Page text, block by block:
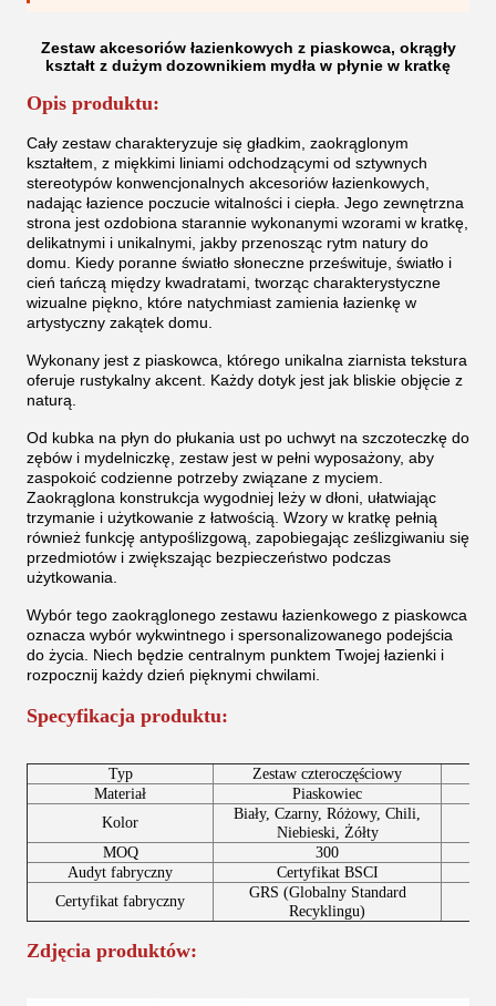
Zestaw akcesoriów łazienkowych z piaskowca, okrągły
kształt z dużym dozownikiem mydła w płynie w kratkę
Opis produktu:
Cały zestaw charakteryzuje się gładkim, zaokrąglonym
kształtem, z miękkimi liniami odchodzącymi od sztywnych
stereotypów konwencjonalnych akcesoriów łazienkowych,
nadając łazience poczucie witalności i ciepła. Jego zewnętrzna
strona jest ozdobiona starannie wykonanymi wzorami w kratkę,
delikatnymi i unikalnymi, jakby przenosząc rytm natury do
domu. Kiedy poranne światło słoneczne prześwituje, światło i
cień tańczą między kwadratami, tworząc charakterystyczne
wizualne piękno, które natychmiast zamienia łazienkę w
artystyczny zakątek domu.
Wykonany jest z piaskowca, którego unikalna ziarnista tekstura
oferuje rustykalny akcent. Każdy dotyk jest jak bliskie objęcie z
naturą.
Od kubka na płyn do płukania ust po uchwyt na szczoteczkę do
zębów i mydelniczkę, zestaw jest w pełni wyposażony, aby
zaspokoić codzienne potrzeby związane z myciem.
Zaokrąglona konstrukcja wygodniej leży w dłoni, ułatwiając
trzymanie i użytkowanie z łatwością. Wzory w kratkę pełnią
również funkcję antypoślizgową, zapobiegając ześlizgiwaniu się
przedmiotów i zwiększając bezpieczeństwo podczas
użytkowania.
Wybór tego zaokrąglonego zestawu łazienkowego z piaskowca
oznacza wybór wykwintnego i spersonalizowanego podejścia
do życia. Niech będzie centralnym punktem Twojej łazienki i
rozpocznij każdy dzień pięknymi chwilami.
Specyfikacja produktu:
Typ Zestaw czteroczęściowy
Materiał
Piaskowiec
Kolor
Biały, Czarny, Różowy, Chili,
Niebieski, Żółty
MOQ
300
Audyt fabryczny
Certyfikat BSCI
Certyfikat fabryczny
GRS (Globalny Standard
Recyklingu)
Zdjęcia produktów: